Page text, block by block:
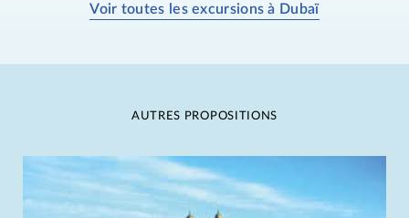
Voir toutes les excursions à Dubaï
AUTRES PROPOSITIONS